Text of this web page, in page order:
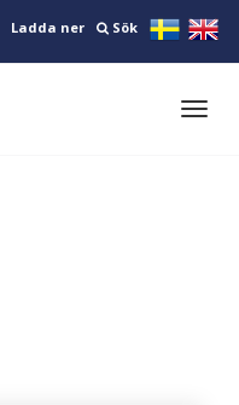
Ladda ner Sök